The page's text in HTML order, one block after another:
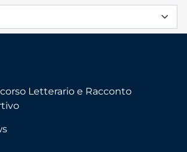
Letterario e Racconto